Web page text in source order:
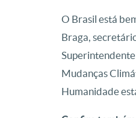
O Brasil está
Braga,
Superintendente
Mudanças
Humanidade